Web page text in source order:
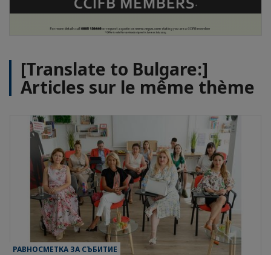
[Translate to Bulgare:]
Articles sur le même thème
РАВНОСМЕТКА ЗА СЪБИТИЕ